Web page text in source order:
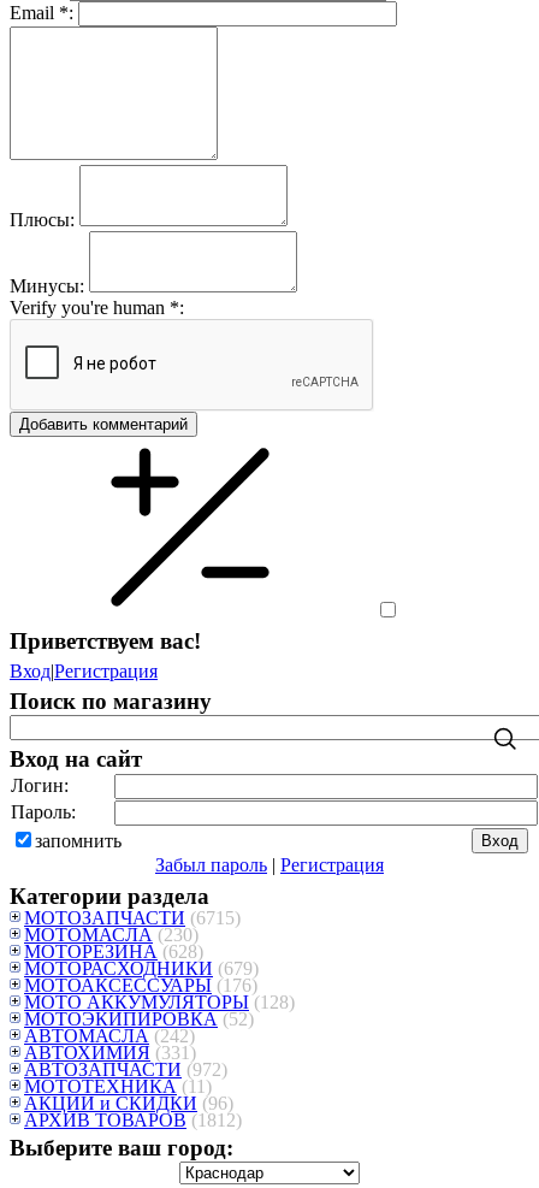
Email *:
Плюсы:
Минусы:
Verify you're human *:
Добавить комментарий
Приветствуем вас!
Вход|Регистрация
Поиск по магазину
Вход на сайт
Логин:
Пароль:
запомнить
Забыл пароль | Регистрация
Категории раздела
МОТОЗАПЧАСТИ (6715)
МОТОМАСЛА (230)
МОТОРЕЗИНА (628)
МОТОРАСХОДНИКИ (679)
МОТОАКСЕССУАРЫ (176)
МОТО АККУМУЛЯТОРЫ (128)
МОТОЭКИПИРОВКА (52)
АВТОМАСЛА (242)
АВТОХИМИЯ (331)
АВТОЗАПЧАСТИ (972)
МОТОТЕХНИКА (11)
АКЦИИ и СКИДКИ (96)
АРХИВ ТОВАРОВ (1812)
Выберите ваш город: